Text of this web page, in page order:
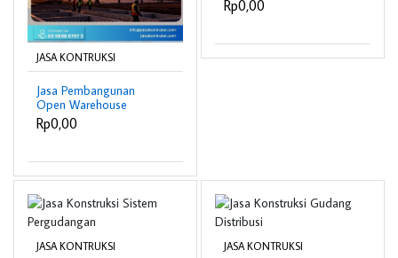
JASA KONTRUKSI
Jasa Pembangunan
Open Warehouse
Rp0,00
Rp0,00
JASA KONTRUKSI JASA KONTRUKSI